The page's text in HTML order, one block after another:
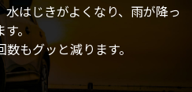
水はじきがよくなり、雨が降っ
す。
もグッと減ります。